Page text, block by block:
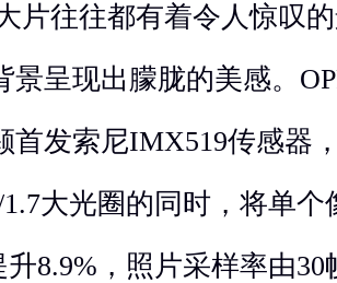
片往往都有着令人惊叹
景呈现出朦胧的美感。
首发索尼IMX519传感器
大光圈的同时，将单个
升8.9%，照片采样率由